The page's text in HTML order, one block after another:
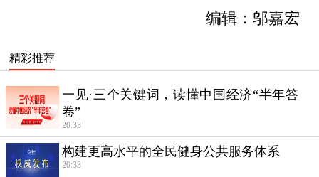
编辑：邬嘉宏
精彩推荐